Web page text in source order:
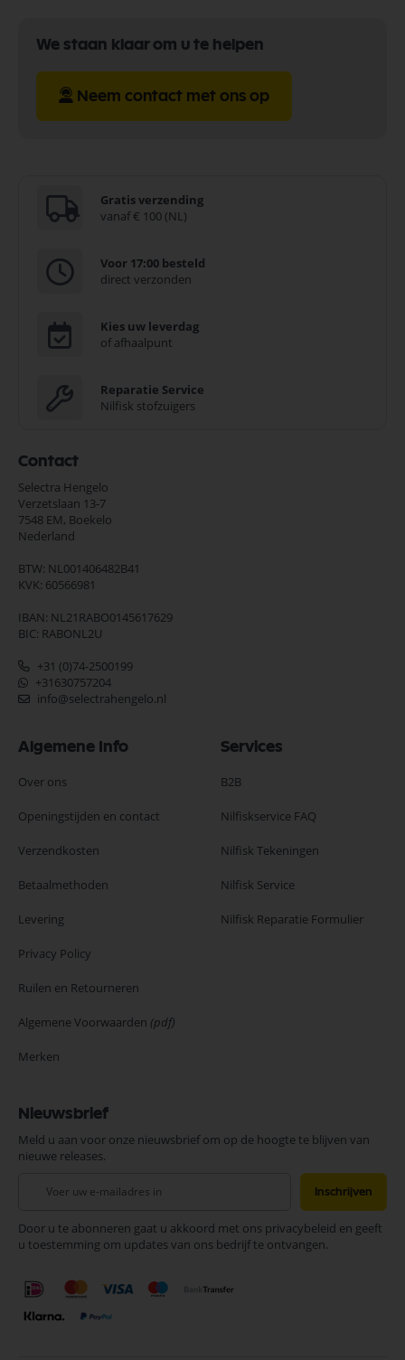
We staan klaar om u te helpen
Neem contact met ons op
Gratis verzending
vanaf € 100 (NL)
Voor 17:00 besteld
direct verzonden
Kies uw leverdag
of afhaalpunt
Reparatie Service
Nilfisk stofzuigers
Contact
Selectra Hengelo
Verzetslaan 13-7
7548 EM, Boekelo
Nederland
BTW: NL001406482B41
KVK: 60566981
IBAN: NL21RABO0145617629
BIC: RABONL2U
+31 (0)74-2500199
+31630757204
info@selectrahengelo.nl
Algemene Info
Over ons
Openingstijden en contact
Verzendkosten
Betaalmethoden
Levering
Privacy Policy
Ruilen en Retourneren
Algemene Voorwaarden (pdf)
Merken
Services
B2B
Nilfiskservice FAQ
Nilfisk Tekeningen
Nilfisk Service
Nilfisk Reparatie Formulier
Nieuwsbrief
Meld u aan voor onze nieuwsbrief om op de hoogte te blijven van
nieuwe releases.
onze
nieuwsbrief
Inschrijven
Door u te abonneren gaat u akkoord met ons privacybeleid en geeft
u toestemming om updates van ons bedrijf te ontvangen.